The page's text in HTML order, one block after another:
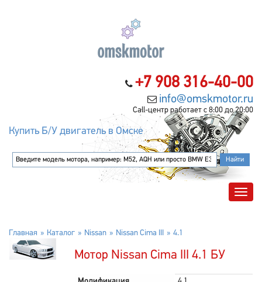
+7 908 316-40-00
info@omskmotor.ru
Call-центр работает с 8:00 до 20:00
Купить Б/У двигатель в Омске
Главная Каталог Nissan Nissan Cima III 4.1
Мотор Nissan Cima III 4.1 БУ